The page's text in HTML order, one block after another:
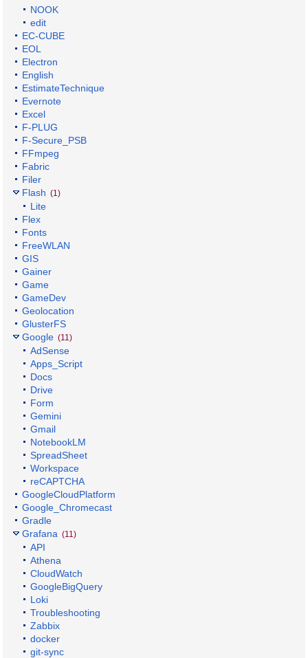
NOOK
edit
EC-CUBE
EOL
Electron
English
EstimateTechnique
Evernote
Excel
F-PLUG
F-Secure_PSB
FFmpeg
Fabric
Filer
Flash (1)
Lite
Flex
Fonts
FreeWLAN
GIS
Gainer
Game
GameDev
Geolocation
GlusterFS
Google (11)
AdSense
Apps_Script
Docs
Drive
Form
Gemini
Gmail
NotebookLM
SpreadSheet
Workspace
reCAPTCHA
GoogleCloudPlatform
Google_Chromecast
Gradle
Grafana (11)
API
Athena
CloudWatch
GoogleBigQuery
Loki
Troubleshooting
Zabbix
docker
git-sync